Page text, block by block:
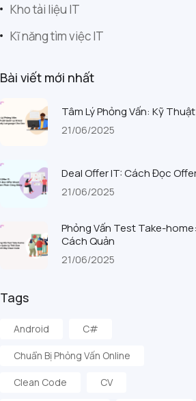
Kho tài liệu IT
Kĩ năng tìm việc IT
Bài viết mới nhất
Tâm Lý Phỏng Vấn: Kỹ Thuật
21/06/2025
Deal Offer IT: Cách Đọc
21/06/2025
Phỏng Vấn Test Take-home:
Cách Quản
21/06/2025
Tags
Android C#
Chuẩn Bị Phỏng Vấn Online
Clean Code CV